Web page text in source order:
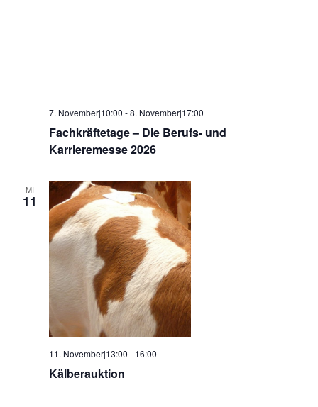
7. November|10:00 -8. November|17:00
Fachkräftetage – Die Berufs- und
Karrieremesse 2026
MI
11
11. November|13:00 - 16:00
Kälberauktion